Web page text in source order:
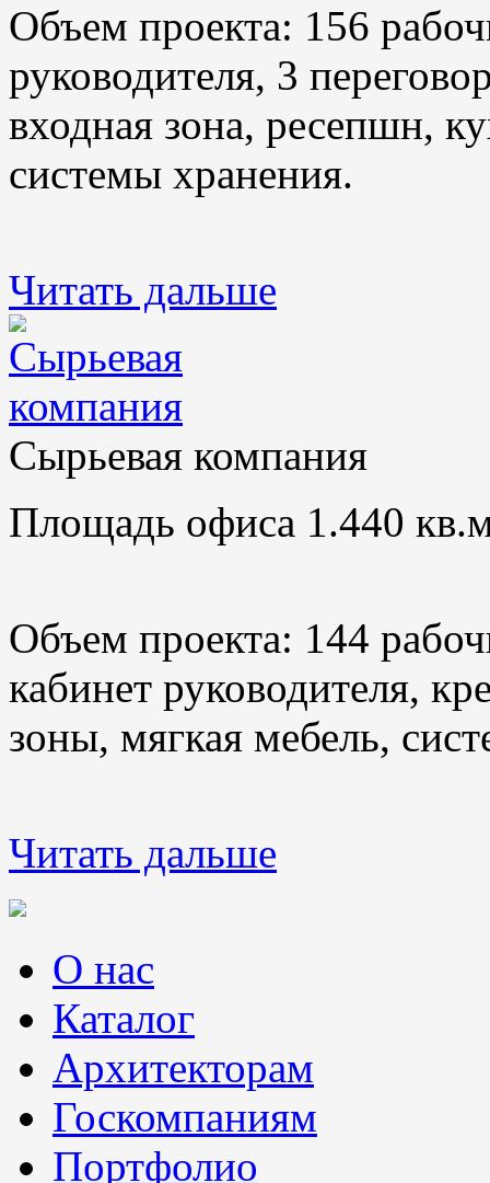
Объем проекта: 156
руководителя, 3
входная зона, ресепшн,
системы хранения.
Читать дальше
Сырьевая компания
Площадь офиса 1.440
Объем проекта: 144
кабинет руководителя,
зоны, мягкая мебель,
Читать дальше
О нас
Каталог
Архитекторам
Госкомпаниям
Портфолио